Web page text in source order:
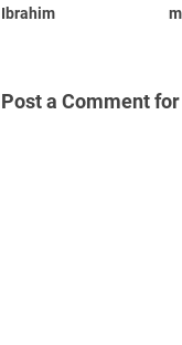
Ibrahim
Post a Comment